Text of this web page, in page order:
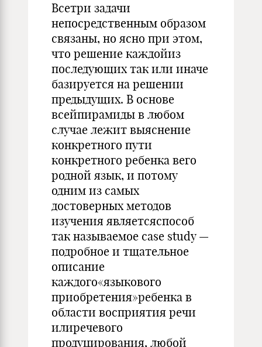
Всетри задачи
непосредственным образом
связаны, но ясно при этом,
что решение каждойиз
последующих так или иначе
базируется на решении
предыдущих. В основе
всейпирамиды в любом
случае лежит выяснение
конкретного пути
конкретного ребенка вего
родной язык, и потому
одним из самых
достоверных методов
изучения являетсяспособ
так называемое case study —
подробное и тщательное
описание
каждого«языкового
приобретения»ребенка в
области восприятия речи
илиречевого
продуцирования, любой